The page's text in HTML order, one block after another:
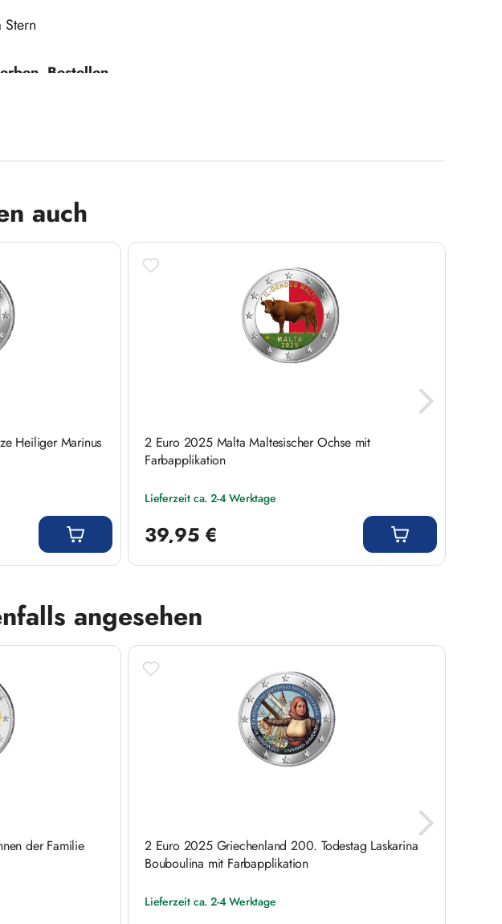
Bestellen
auch
Heiliger Marinus
2 Euro 2025 Malta Maltesischer Ochse mit
Farbapplikation
Lieferzeit ca. 2-4 Werktage
39,95 €
angesehen
der Familie
2 Euro 2025 Griechenland 200. Todestag Laskarina
Bouboulina mit Farbapplikation
Lieferzeit ca. 2-4 Werktage